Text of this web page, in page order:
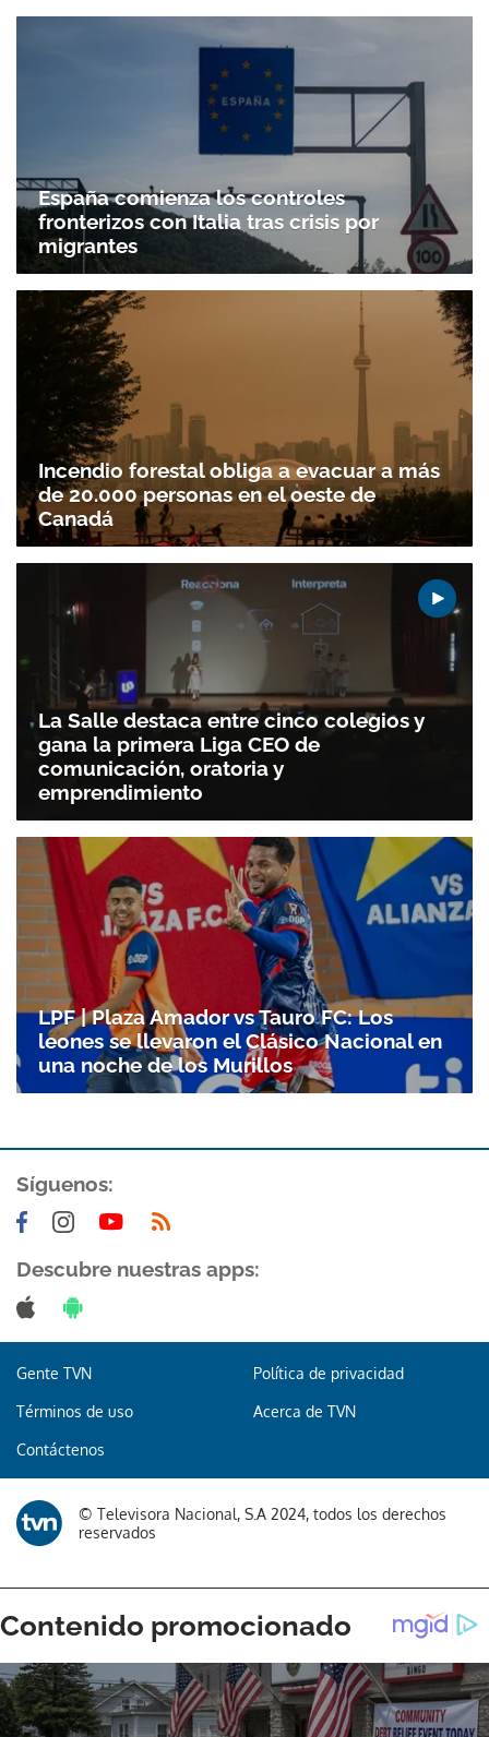
España comienza los controles
fronterizos con Italia tras crisis por
migrantes
Incendio forestal obliga a evacuar a más
de 20.000 personas en el oeste de
Canadá
La Salle destaca entre cinco colegios y
gana la primera Liga CEO de
comunicación, oratoria y
emprendimiento
LPF | Plaza Amador vs Tauro FC: Los
leones se llevaron el Clásico Nacional en
una noche de los Murillos
Síguenos:
Descubre nuestras apps:
Gente TVN Política de privacidad
Términos de uso Acerca de TVN
Contáctenos
© Televisora Nacional, S.A 2024, todos los derechos
reservados